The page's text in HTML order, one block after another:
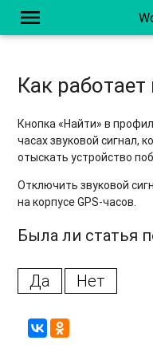
menu
Как
Кнопка «Найти» в
часах звуковой сигнал,
отыскать устройство
Отключить звуковой
на корпусе GPS-часов.
Была ли статья
Да Нет